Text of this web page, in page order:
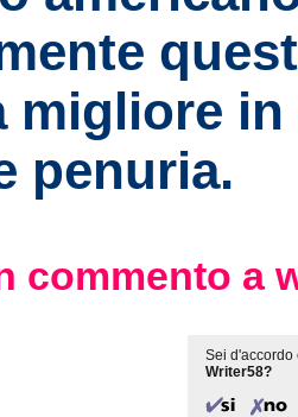
migliore in
penuria.
commento a
Sei d'accordo
Writer58?